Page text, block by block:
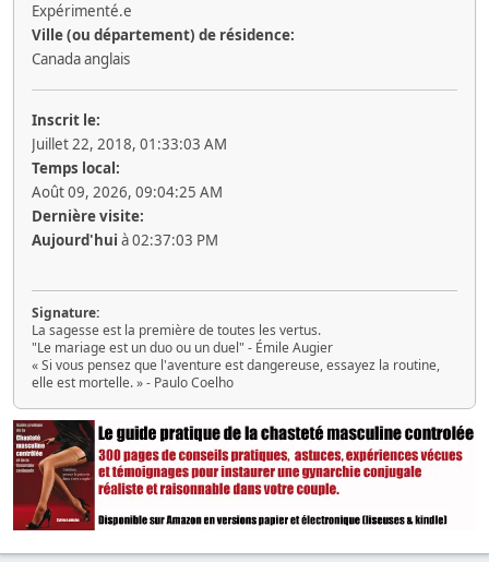
Expérimenté.e
Ville (ou département) de résidence:
Canada anglais
Inscrit le:
Juillet 22, 2018, 01:33:03 AM
Temps local:
Août 09, 2026, 09:04:25 AM
Dernière visite:
Aujourd'hui à 02:37:03 PM
Signature:
La sagesse est la première de toutes les vertus.
"Le mariage est un duo ou un duel" - Émile Augier
« Si vous pensez que l'aventure est dangereuse, essayez la routine,
elle est mortelle. » - Paulo Coelho